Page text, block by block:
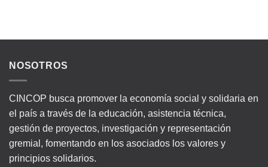
NOSOTROS
CINCOP busca promover la economía social y solidaria en
el país a través de la educación, asistencia técnica,
gestión de proyectos, investigación y representación
gremial, fomentando en los asociados los valores y
principios solidarios.